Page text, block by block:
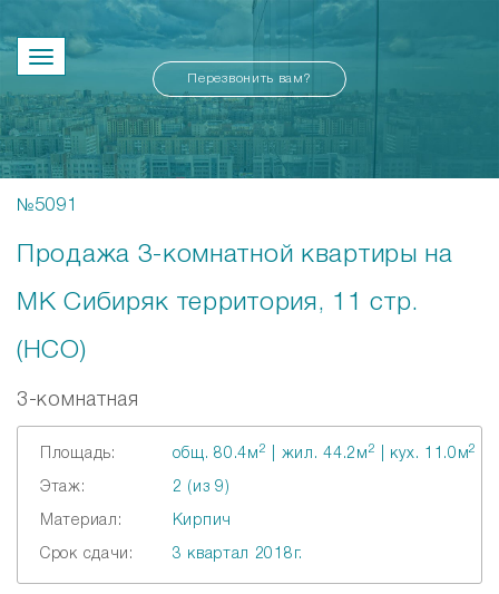
Перезвонить вам?
№5091
Продажа 3-комнатной квартиры на
МК Сибиряк территория, 11 стр.
(НСО)
3-комнатная
Площадь: общ. 80.4м 2 | жил. 44.2м 2 | кух. 11.0м2
Этаж: 2 (из 9)
Материал: Кирпич
Срок сдачи: 3 квартал 2018г.